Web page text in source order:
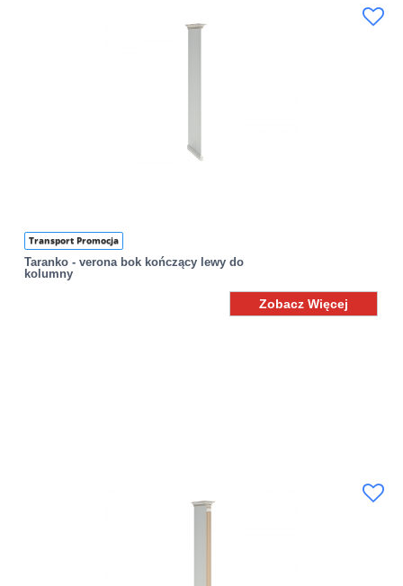
Transport Promocja
Taranko - verona bok kończący lewy do
kolumny
Zobacz Więcej